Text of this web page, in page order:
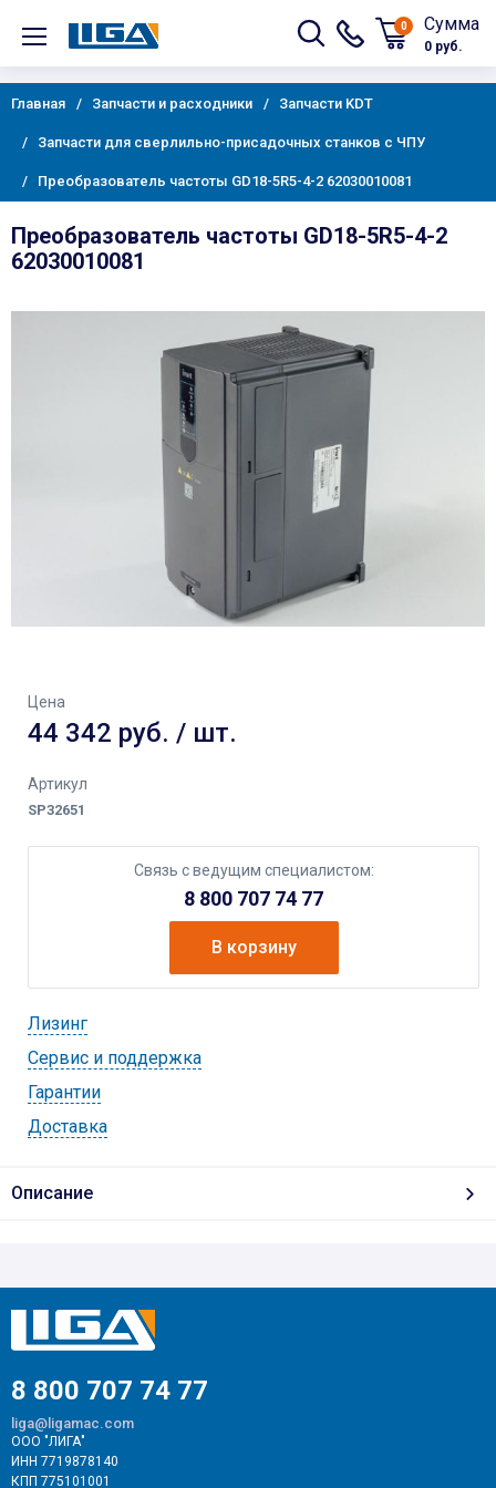
0 Сумма
0 руб.
Главная Запчасти и расходники Запчасти KDT
Запчасти для сверлильно-присадочных станков с ЧПУ
Преобразователь частоты GD18-5R5-4-2 62030010081
Преобразователь частоты GD18-5R5-4-2
62030010081
Цена
44 342 руб. / шт.
Артикул
SP32651
Связь с ведущим специалистом:
8 800 707 74 77
В корзину
Лизинг
Cервис и поддержка
Гарантии
Доставка
Описание
8 800 707 74 77
liga@ligamac.com
ООО "ЛИГА"
ИНН 7719878140
КПП 775101001